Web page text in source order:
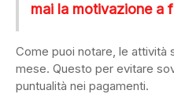
mai la motivazione a
Come puoi notare, le attività
mese. Questo per evitare
puntualità nei pagamenti.